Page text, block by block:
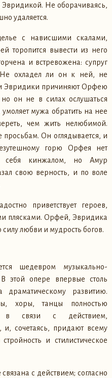
Эвридикой. Не оборачиваясь,
удаляется.
с нависшими скалами,
торопится вывести из него
и встревожена: супруг
охладел ли он к ней, не
Эвридики причиняют Орфею
он не в силах ослушаться
мужа обратить на нее
чем жить нелюбимой.
Он оглядывается, и
горю Орфея нет
себя кинжалом, но Амур
свою верность, и по воле
приветствует героев,
плясками. Орфей, Эвридика
любви и мудрость богов.
шедевром музыкально-
этой опере впервые столь
драматическому развитию.
хоры, танцы полностью
в связи с действием,
сочетаясь, придают всему
и стилистическое
с действием; согласно